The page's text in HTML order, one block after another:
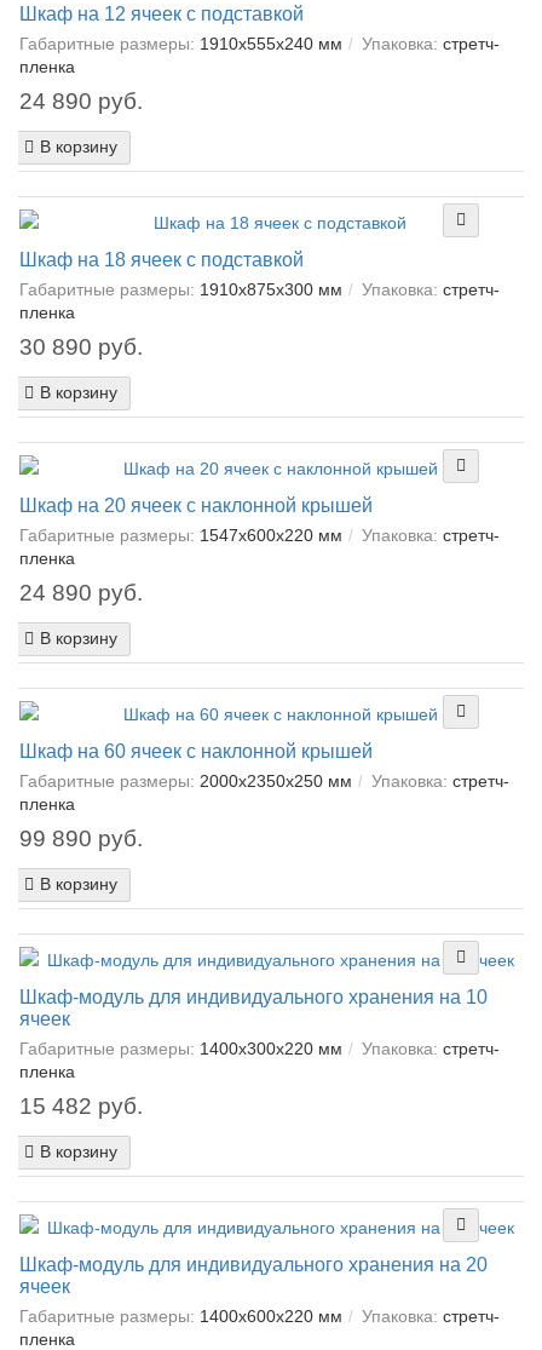
Шкаф на 12 ячеек с подставкой
Габаритные размеры: 1910х555х240 мм Упаковка: cтретч-
пленка
24 890 руб.
В корзину
Шкаф на 18 ячеек с подставкой
Габаритные размеры: 1910х875х300 мм Упаковка: cтретч-
пленка
30 890 руб.
В корзину
Шкаф на 20 ячеек с наклонной крышей
Габаритные размеры: 1547х600х220 мм Упаковка: cтретч-
пленка
24 890 руб.
В корзину
Шкаф на 60 ячеек с наклонной крышей
Габаритные размеры: 2000х2350х250 мм Упаковка: cтретч-
пленка
99 890 руб.
В корзину
Шкаф-модуль для индивидуального хранения на 10
ячеек
Габаритные размеры: 1400х300х220 мм Упаковка: cтретч-
пленка
15 482 руб.
В корзину
Шкаф-модуль для индивидуального хранения на 20
ячеек
Габаритные размеры: 1400х600х220 мм Упаковка: cтретч-
пленка